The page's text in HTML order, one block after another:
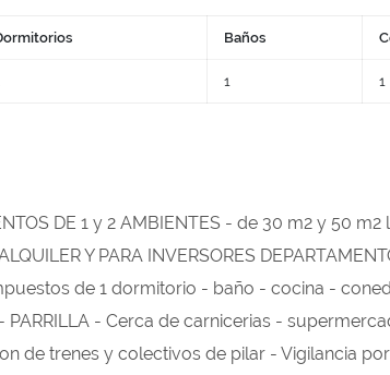
Baños
1 1
DE 1 y 2 AMBIENTES - de 30 m2 y 50
Y PARA INVERSORES
de 1 dormitorio - baño - cocina -
- PARRILLA - Cerca de carnicerias -
de trenes y colectivos de pilar - Vigilancia